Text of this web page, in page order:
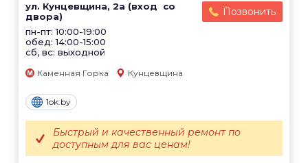
ул. Кунцевщина, 2а (вход со
двора)
пн-пт: 10:00-19:00
обед: 14:00-15:00
сб, вс: выходной
Позвонить
Каменная Горка Кунцевщина
1ok.by
Быстрый и качественный ремонт по
доступным для вас ценам!